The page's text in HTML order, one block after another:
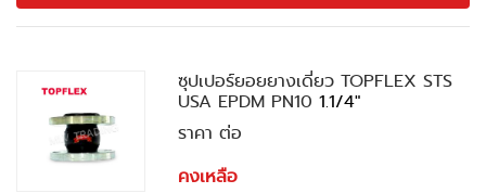
ซุปเปอร์ยอยยางเดี่ยว TOPFLEX STS
USA EPDM PN101.1/4"
ราคา ต่อ
คงเหลือ